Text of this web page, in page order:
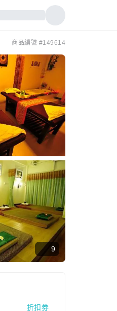
商品編號 #149614
9
折扣券